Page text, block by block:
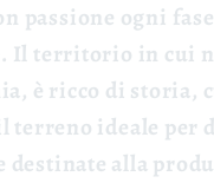
passione ogni
Il territorio in cui
è ricco di storia,
ideale per
alla